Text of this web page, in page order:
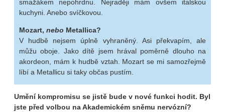
smažákem nepohrdnu. Nejraději mám ovšem italskou
kuchyni. Anebo svíčkovou.
Mozart, nebo Metallica?
V hudbě nejsem úplně vyhraněný. Asi překvapím, ale
můžu oboje. Jako dítě jsem hrával poměrně dlouho na
akordeon, mám k hudbě vztah. Mozart se mi samozřejmě
líbí a Metallicu si taky občas pustím.
Umění kompromisu se jistě bude v nové funkci hodit. Byl
jste před volbou na Akademickém sněmu nervózní?